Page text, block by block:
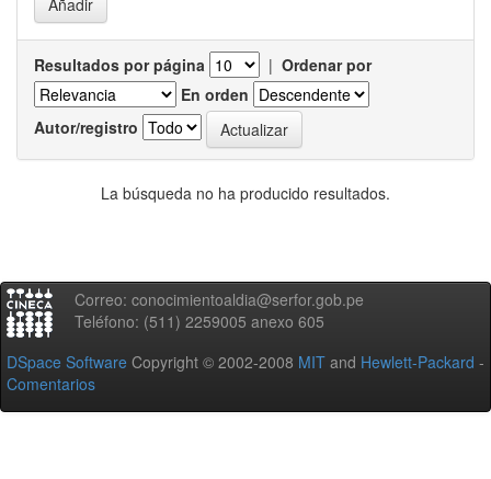
Resultados por página | Ordenar por
En orden
Autor/registro
La búsqueda no ha producido resultados.
Correo: conocimientoaldia@serfor.gob.pe
Teléfono: (511) 2259005 anexo 605
DSpace Software Copyright © 2002-2008 MIT and Hewlett-Packard -
Comentarios